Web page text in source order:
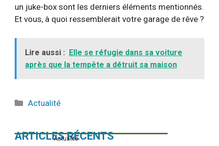
un juke-box sont les derniers éléments mentionnés.
Et vous, à quoi ressemblerait votre garage de rêve ?
Lire aussi : Elle se réfugie dans sa voiture
après que la tempête a détruit sa maison
Catégories
Actualité
ARTICLES RÉCENTS
Actualité